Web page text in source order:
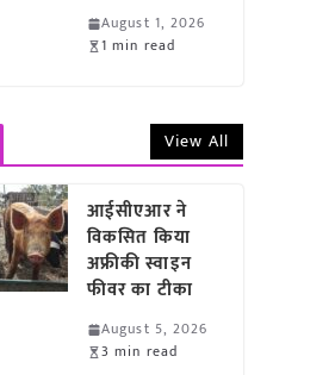
August 1, 2026
1 min read
View All
आईसीएआर ने
विकसित किया
अफ्रीकी स्वाइन
फीवर का टीका
August 5, 2026
3 min read